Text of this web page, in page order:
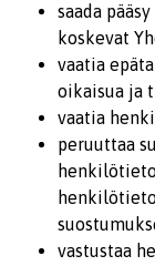
saada
koskevat
vaatia
oikaisua ja
vaatia
peruuttaa
vastustaa